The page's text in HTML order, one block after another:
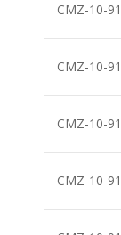
CMZ-10-
CMZ-10-
CMZ-10-
CMZ-10-